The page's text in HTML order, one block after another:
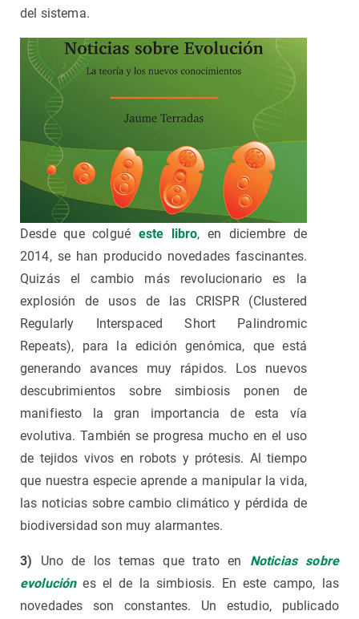
del sistema.
Desde que colgué este libro, en diciembre de
2014, se han producido novedades fascinantes.
Quizás el cambio más revolucionario es la
explosión de usos de las CRISPR (Clustered
Regularly Interspaced Short Palindromic
Repeats), para la edición genómica, que está
generando avances muy rápidos. Los nuevos
descubrimientos sobre simbiosis ponen de
manifiesto la gran importancia de esta vía
evolutiva. También se progresa mucho en el uso
de tejidos vivos en robots y prótesis. Al tiempo
que nuestra especie aprende a manipular la vida,
las noticias sobre cambio climático y pérdida de
biodiversidad son muy alarmantes.
3) Uno de los temas que trato en Noticias sobre
evoluciónes el de la simbiosis. En este campo, las
novedades son constantes. Un estudio, publicado